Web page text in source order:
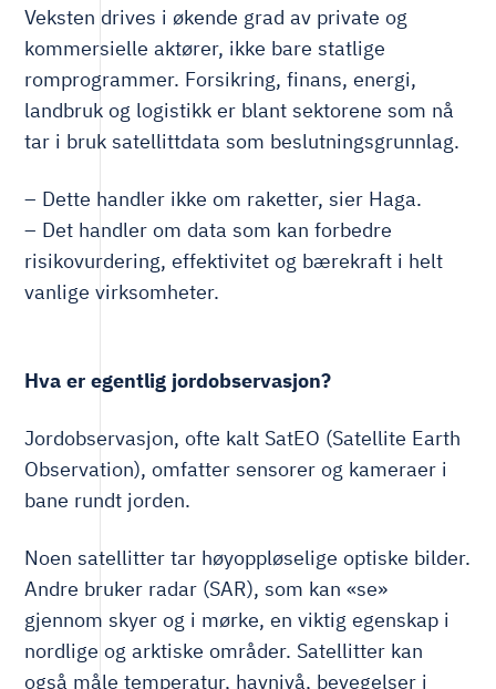
Veksten drives i økende grad av private og
kommersielle aktører, ikke bare statlige
romprogrammer. Forsikring, finans, energi,
landbruk og logistikk er blant sektorene som nå
tar i bruk satellittdata som beslutningsgrunnlag.
– Dette handler ikke om raketter, sier Haga.
– Det handler om data som kan forbedre
risikovurdering, effektivitet og bærekraft i helt
vanlige virksomheter.
Hva er egentlig jordobservasjon?
Jordobservasjon, ofte kalt SatEO (Satellite Earth
Observation), omfatter sensorer og kameraer i
bane rundt jorden.
Noen satellitter tar høyoppløselige optiske bilder.
Andre bruker radar (SAR), som kan «se»
gjennom skyer og i mørke, en viktig egenskap i
nordlige og arktiske områder. Satellitter kan
også måle temperatur, havnivå, bevegelser i